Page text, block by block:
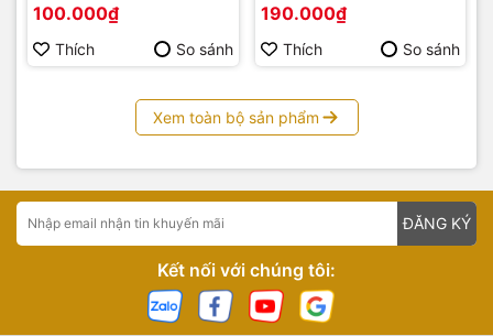
100.000₫
Thích So sánh
190.000₫
Thích So sánh
Xem toàn bộ sản phẩm
ĐĂNG KÝ
Kết nối với chúng tôi: